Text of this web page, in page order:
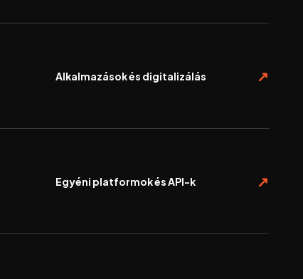
Alkalmazások és digitalizálás
Egyéni platformok és API-k